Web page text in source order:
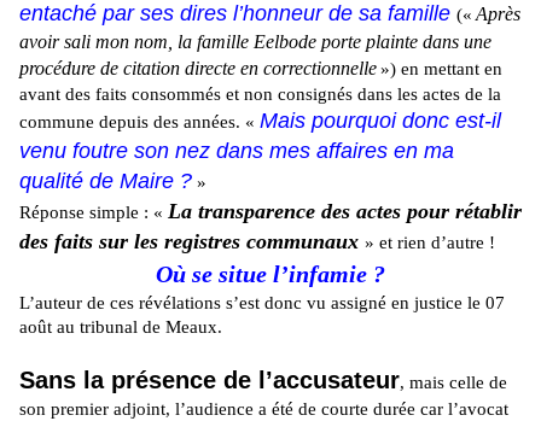
entaché par ses dires l’honneur de sa famille (« Après
avoir sali mon nom, la famille Eelbode porte plainte dans une
procédure de citation directe en correctionnelle») en mettant en
avant des faits consommés et non consignés dans les actes de la
commune depuis des années. « Mais pourquoi donc est-il
venu foutre son nez dans mes affaires en ma
qualité de Maire ? »
Réponse simple : « La transparence des actes pour rétablir
des faits sur les registres communaux » et rien d’autre !
Où se situe l’infamie ?
L’auteur de ces révélations s’est donc vu assigné en justice le 07
août au tribunal de Meaux.
Sans la présence de l’accusateur, mais celle de
son premier adjoint, l’audience a été de courte durée car l’avocat